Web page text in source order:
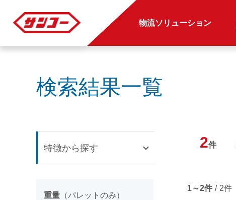
物流ソリューション
検索結果一覧
特徴から探す
重量 （パレットのみ）
2件
1～2件 / 2件